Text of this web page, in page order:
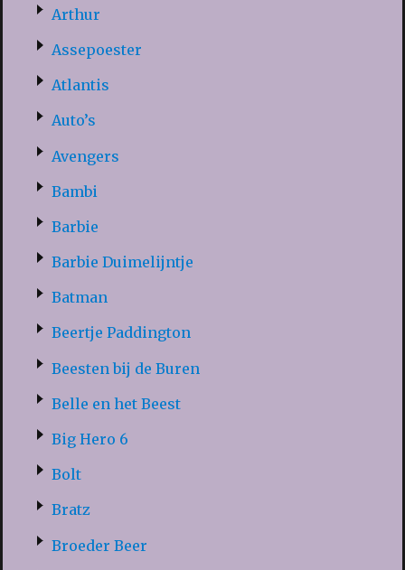
Arthur
Assepoester
Atlantis
Auto’s
Avengers
Bambi
Barbie
Barbie Duimelijntje
Batman
Beertje Paddington
Beesten bij de Buren
Belle en het Beest
Big Hero 6
Bolt
Bratz
Broeder Beer